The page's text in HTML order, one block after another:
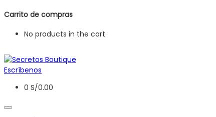
Carrito de compras
No products in the cart.
Escríbenos
0 S/0.00